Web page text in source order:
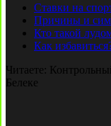
Ставки на
Причины и
Кто такой
Как
Читаете:
Белеке